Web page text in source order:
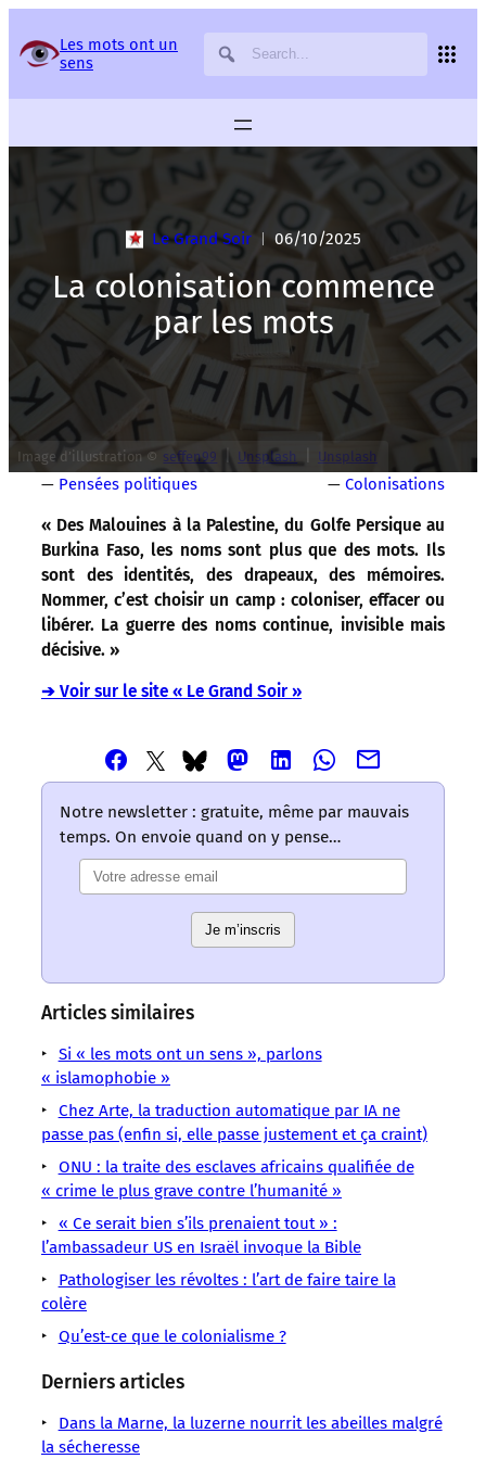
Les mots ont un
sens
Le Grand Soir 06/10/2025
La colonisation commence
par les mots
Image d’illustration © seffen99 Unsplash Unsplash
— Pensées politiques — Colonisations
« Des Malouines à la Palestine, du Golfe Persique au
Burkina Faso, les noms sont plus que des mots. Ils
sont des identités, des drapeaux, des mémoires.
Nommer, c’est choisir un camp : coloniser, effacer ou
libérer. La guerre des noms continue, invisible mais
décisive. »
➔ Voir sur le site « Le Grand Soir »
Partager
cet
article
–
Les
sens
/
LMOUS
–
Colonialisme
Colonisation
Mots
Partager
cet
article
via
Twitter
–
un
sens
LMOUS
–
« Des
Malouines
à
la
du
Golfe
Partager
cet
article
via
Bluesky
–
Les
mots
un
sens
LMOUS
Persique
au
Burkina
Faso,
noms
sont
Partager
cet
article
via
Mastodon
Les
mots
ont
LMOUS
plus
mots.
Ils
sont
des
identités,
Partager
cet
article
Linkedin
Les
mots
ont
LMOUS
des
drapeaux,
mémoires.
Nommer,
c’est
Partager
cet
via
Les
LMOUS
:
coloniser,
effacer
ou
Partager
cet
article
Les
La
guerre
des
invisible
Notre newsletter : gratuite, même par mauvais
temps. On envoie quand on y pense…
Je m’inscris
Articles similaires
Si « les mots ont un sens », parlons
« islamophobie »
Chez Arte, la traduction automatique par IA ne
passe pas (enfin si, elle passe justement et ça craint)
ONU : la traite des esclaves africains qualifiée de
« crime le plus grave contre l’humanité »
« Ce serait bien s’ils prenaient tout » :
l’ambassadeur US en Israël invoque la Bible
Pathologiser les révoltes : l’art de faire taire la
colère
Qu’est-ce que le colonialisme ?
Derniers articles
Dans la Marne, la luzerne nourrit les abeilles malgré
la sécheresse
Panneau de gestion des services